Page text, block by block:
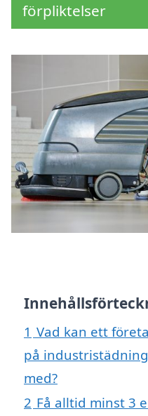
förpliktelser
1 Vad kan ett
på
med?
2 Få alltid minst 3